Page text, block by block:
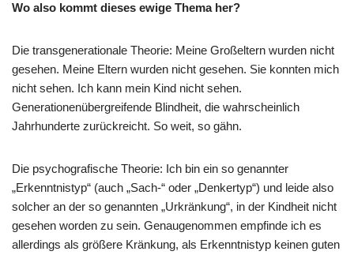
Wo also kommt dieses ewige Thema her?
Die transgenerationale Theorie: Meine Großeltern wurden nicht
gesehen. Meine Eltern wurden nicht gesehen. Sie konnten mich
nicht sehen. Ich kann mein Kind nicht sehen.
Generationenübergreifende Blindheit, die wahrscheinlich
Jahrhunderte zurückreicht. So weit, so gähn.
Die psychografische Theorie: Ich bin ein so genannter
„Erkenntnistyp“ (auch „Sach-“ oder „Denkertyp“) und leide also
solcher an der so genannten „Urkränkung“, in der Kindheit nicht
gesehen worden zu sein. Genaugenommen empfinde ich es
allerdings als größere Kränkung, als Erkenntnistyp keinen guten